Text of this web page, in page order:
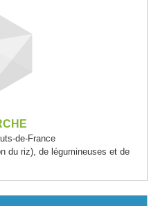
de-France
du riz), de légumineuses et de